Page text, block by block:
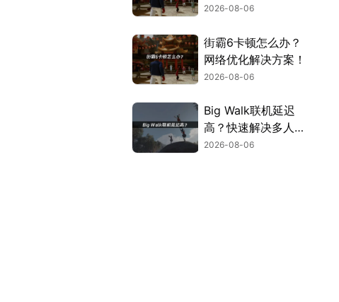
南！
2026-08-06
街霸6卡顿怎么办？
网络优化解决方案！
2026-08-06
Big Walk联机延迟
高？快速解决多人联
机卡顿问题！
2026-08-06